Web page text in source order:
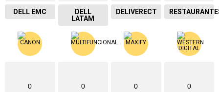
DELL EMC
DELL
LATAM
DELIVERECT
0 0 0 0